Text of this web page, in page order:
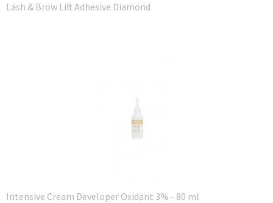
Lash & Brow Lift Adhesive Diamond
Intensive Cream Developer Oxidant 3% - 80 ml